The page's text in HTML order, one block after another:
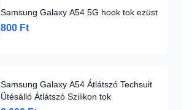
Samsung Galaxy A54 5G hook tok ezüst
800 Ft
Samsung Galaxy A54 Átlátszó Techsuit
Ütésálló Átlátszó Szilikon tok